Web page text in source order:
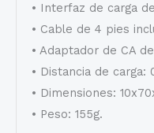
• Interfaz de carga
• Cable de 4 pies
• Adaptador de CA
• Distancia de carga:
• Dimensiones:
• Peso: 155g.